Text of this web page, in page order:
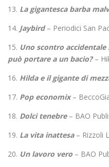
13. La gigantesca barba
14. Jaybird– Periodici San
15. Uno scontro
può portare a un bacio?–
16. Hilda e il gigante di
17. Pop economix–
18. Dolci tenebre– BAO
19. La vita inattesa– Rizzoli
20. Un lavoro vero – BAO